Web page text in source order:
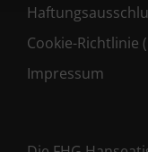
Cookie-Richtlinie
Impressum